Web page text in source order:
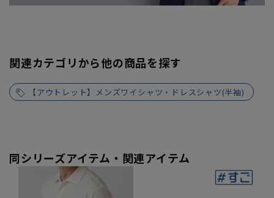
関連カテゴリから他の商品を探す
【アウトレット】メンズワイシャツ・ドレスシャツ(半袖)
同シリーズアイテム・関連アイテム